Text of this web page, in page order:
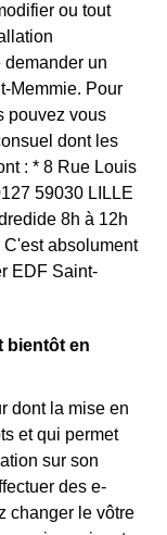
ou tout
un
Memmie. Pour
pouvez vous
dont les
: * 8 Rue Louis
59030 LILLE
8h à 12h
absolument
EDF Saint-
bientôt en
dont la mise en
et qui permet
sur son
des e-
changer le vôtre